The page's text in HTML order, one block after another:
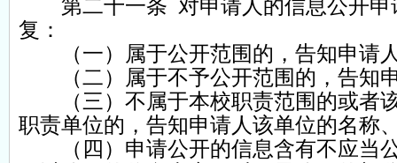
第二十一条 对申请人的信息公开申
复：
（一）属于公开范围的，告知申请
（二）属于不予公开范围的，告知
（三）不属于本校职责范围的或者该
职责单位的，告知申请人该单位的名称
（四）申请公开的信息含有不应当公